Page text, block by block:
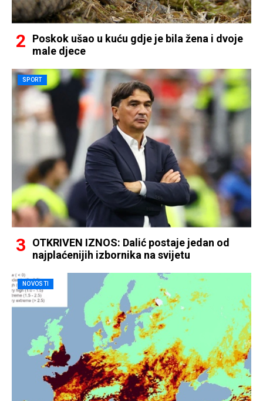
Poskok ušao u kuću gdje je bila žena i dvoje
male djece
SPORT
OTKRIVEN IZNOS: Dalić postaje jedan od
najplaćenijih izbornika na svijetu
NOVOSTI